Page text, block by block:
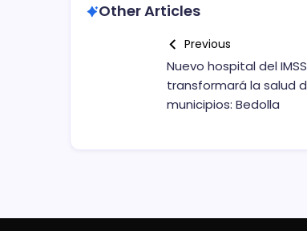
Other Articles
Previous
Nuevo hospital del IMSS
transformará la salud
municipios: Bedolla